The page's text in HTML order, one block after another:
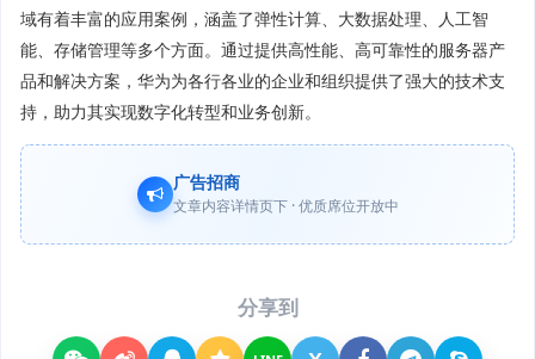
域有着丰富的应用案例，涵盖了弹性计算、大数据处理、人工智
能、存储管理等多个方面。通过提供高性能、高可靠性的服务器产
品和解决方案，华为为各行各业的企业和组织提供了强大的技术支
持，助力其实现数字化转型和业务创新。
广告招商
文章内容详情页下 · 优质席位开放中
分享到